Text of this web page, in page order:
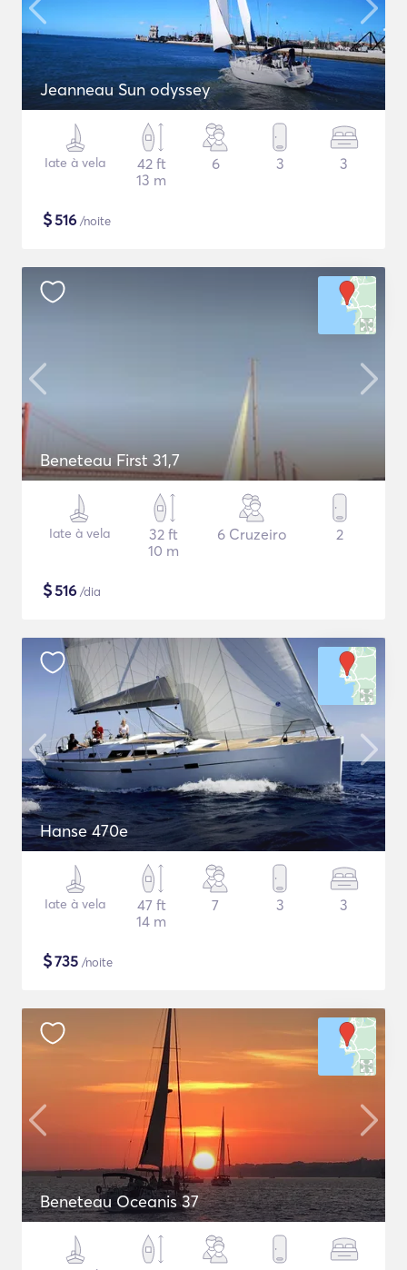
Jeanneau Sun odyssey
Iate à vela
42 ft
13 m
6 3 3
$516 /noite
Beneteau First 31,7
Iate à vela
32 ft
10 m
6 Cruzeiro 2
$516 /dia
Hanse 470e
Iate à vela
47 ft
14 m
7 3 3
$735 /noite
Beneteau Oceanis 37